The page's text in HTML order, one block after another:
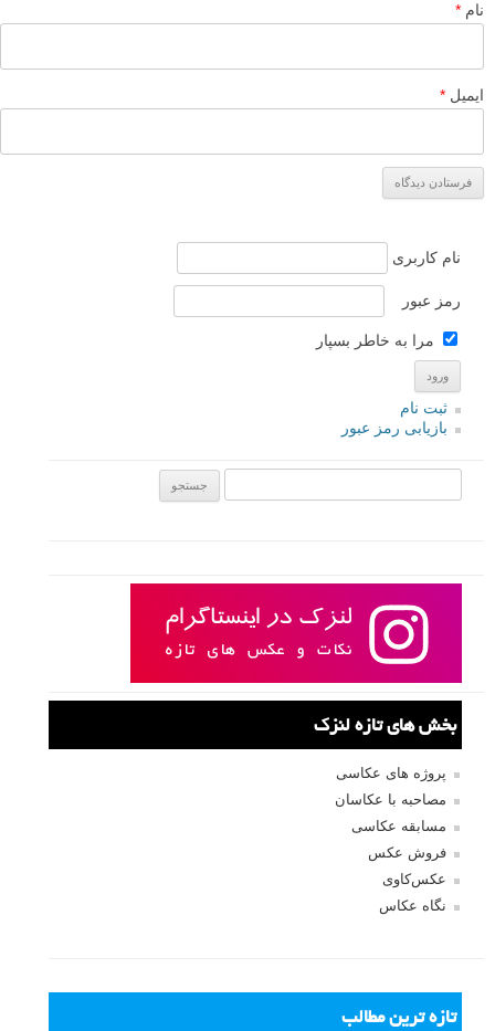
نام *
ایمیل *
نام کاربری
رمز عبور
مرا به خاطر بسپار
ثبت نام
بازیابی رمز عبور
بخش های تازه لنزک
پروژه های عکاسی
مصاحبه با عکاسان
مسابقه عکاسی
فروش عکس
عکس‌کاوی
نگاه عکاس
تازه ترین مطالب